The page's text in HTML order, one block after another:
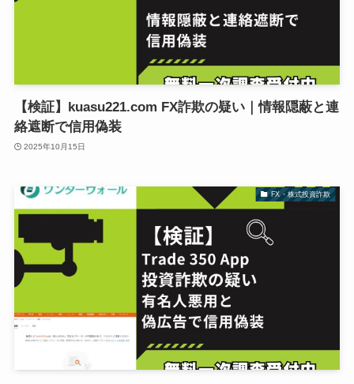
【検証】kuasu221.com FX詐欺の疑い｜情報隠蔽と連
絡遮断で信用偽装
2025年10月15日
FX・株式投資詐欺